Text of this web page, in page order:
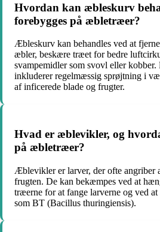
Hvordan kan æbleskurv
forebygges på æbletræer?
Æbleskurv kan behandles ved at
æbler, beskære træet for bedre
svampemidler som svovl eller kobber.
inkluderer regelmæssig sprøjtning i
af inficerede blade og frugter.
Hvad er æblevikler, og
på æbletræer?
Æblevikler er larver, der ofte angriber
frugten. De kan bekæmpes ved at
træerne for at fange larverne og ved
som BT (Bacillus thuringiensis).